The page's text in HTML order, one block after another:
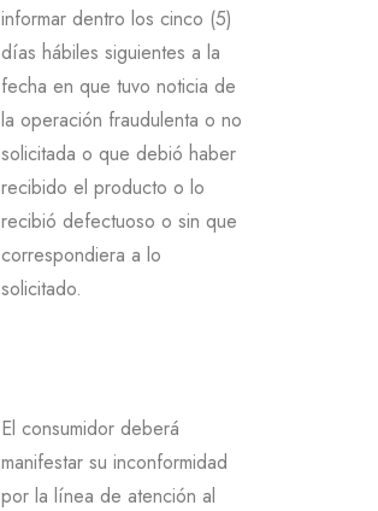
informar dentro los cinco (5)
días hábiles siguientes a la
fecha en que tuvo noticia de
la operación fraudulenta o no
solicitada o que debió haber
recibido el producto o lo
recibió defectuoso o sin que
correspondiera a lo
solicitado.
El consumidor deberá
manifestar su inconformidad
por la línea de atención al